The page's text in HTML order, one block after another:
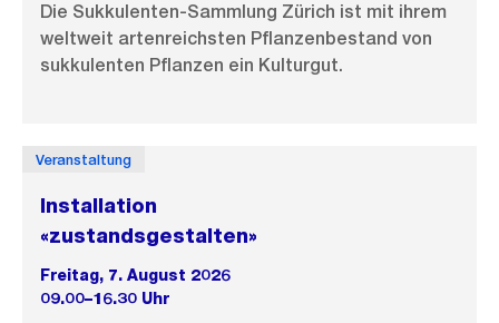
Die Sukkulenten-Sammlung Zürich ist mit ihrem
weltweit artenreichsten Pflanzenbestand von
sukkulenten Pflanzen ein Kulturgut.
Veranstaltung
Installation
«zustandsgestalten»
Freitag, 7. August 2026
09.00–16.30 Uhr